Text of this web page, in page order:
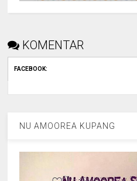
KOMENTAR
FACEBOOK:
NU AMOOREA KUPANG